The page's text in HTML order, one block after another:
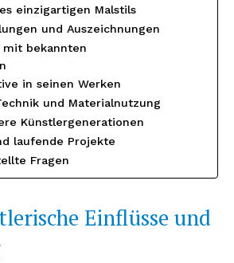
einzigartigen Malstils
und Auszeichnungen
mit bekannten
in seinen Werken
und Materialnutzung
Künstlergenerationen
laufende Projekte
Fragen
Einflüsse und